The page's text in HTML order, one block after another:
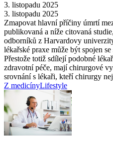
3. listopadu 2025
3. listopadu 2025
Zmapovat hlavní příčiny úmrtí
publikovaná a níže citovaná
odborníků z Harvardovy
lékařské praxe může být spojen
Přestože totiž sdílejí podobné
zdravotní péče, mají chirurgové
srovnání s lékaři, kteří chirurgy
Z medicínyLifestyle